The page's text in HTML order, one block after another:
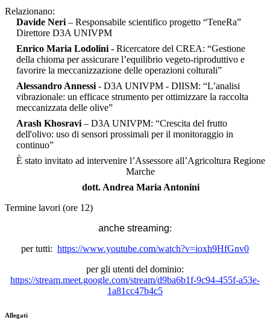
Relazionano:
Davide Neri – Responsabile scientifico progetto “TeneRa”
Direttore D3A UNIVPM
Enrico Maria Lodolini - Ricercatore del CREA: “Gestione
della chioma per assicurare l’equilibrio vegeto-riproduttivo e
favorire la meccanizzazione delle operazioni colturali”
Alessandro Annessi - D3A UNIVPM - DIISM: “L’analisi
vibrazionale: un efficace strumento per ottimizzare la raccolta
meccanizzata delle olive”
Arash Khosravi – D3A UNIVPM: “Crescita del frutto
dell'olivo: uso di sensori prossimali per il monitoraggio in
continuo”
È stato invitato ad intervenire l’Assessore all’Agricoltura Regione
Marche
dott. Andrea Maria Antonini
Termine lavori (ore 12)
anche streaming:
per tutti: https://www.youtube.com/watch?v=ioxh9HfGnv0
per gli utenti del dominio:
https://stream.meet.google.com/stream/d9ba6b1f-9c94-455f-a53e-
1a81cc47b4c5
Allegati